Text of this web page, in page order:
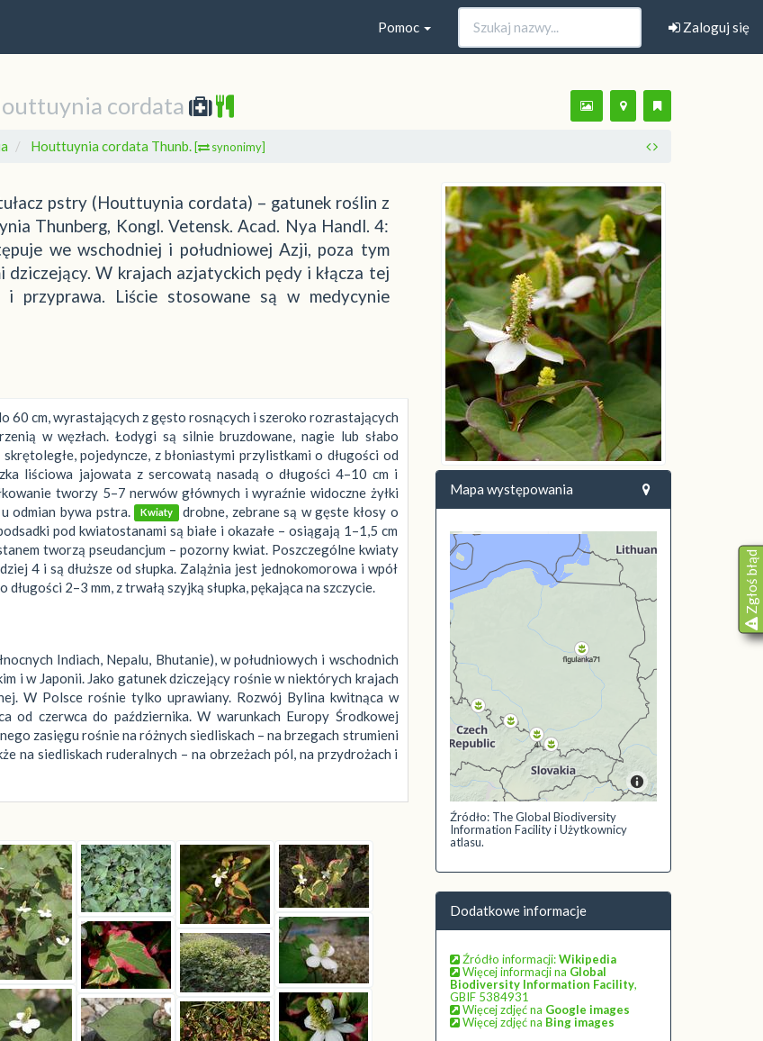
Zaloguj się
Pomoc
cordata
Houttuynia cordata Thunb. [ synonimy]
pstry (Houttuynia cordata) – gatunek roślin z
Thunberg, Kongl. Vetensk. Acad. Nya Handl. 4:
we wschodniej i południowej Azji, poza tym
W krajach azjatyckich pędy i kłącza tej
przyprawa. Liście stosowane są w medycynie
60 cm, wyrastających z gęsto rosnących i szeroko rozrastających
w węzłach. Łodygi są silnie bruzdowane, nagie lub słabo
skrętoległe, pojedyncze, z błoniastymi przylistkami o długości od
liściowa jajowata z sercowatą nasadą o długości 4–10 cm i
tworzy 5–7 nerwów głównych i wyraźnie widoczne żyłki
odmian bywa pstra.
Kwiaty drobne, zebrane są w gęste kłosy o
pod kwiatostanami są białe i okazałe – osiągają 1–1,5 cm
tworzą pseudancjum – pozorny kwiat. Poszczególne kwiaty
4 i są dłuższe od słupka. Zalążnia jest jednokomorowa i wpół
długości 2–3 mm, z trwałą szyjką słupka, pękająca na szczycie.
Indiach, Nepalu, Bhutanie), w południowych i wschodnich
i w Japonii. Jako gatunek dziczejący rośnie w niektórych krajach
W Polsce rośnie tylko uprawiany. Rozwój Bylina kwitnąca w
od czerwca do października. W warunkach Europy Środkowej
zasięgu rośnie na różnych siedliskach – na brzegach strumieni
na siedliskach ruderalnych – na obrzeżach pól, na przydrożach i
Mapa występowania
Źródło: The Global Biodiversity
Information Facility i Użytkownicy
atlasu.
Dodatkowe informacje
Źródło informacji:Wikipedia
Więcej informacji na Global
Biodiversity Information Facility,
GBIF 5384931
Więcej zdjęć na Google images
Więcej zdjęć na Bing images
Zgłoś błąd